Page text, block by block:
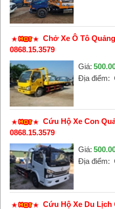
Chở Xe Ô Tô
0868.15.3579
Giá:
Địa điểm:
Cứu Hộ Xe Con
0868.15.3579
Giá:
Địa điểm:
Cứu Hộ Xe Du Lịch